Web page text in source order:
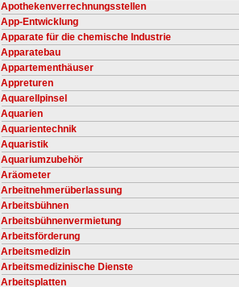
Apothekenverrechnungsstellen
App-Entwicklung
Apparate für die chemische Industrie
Apparatebau
Appartementhäuser
Appreturen
Aquarellpinsel
Aquarien
Aquarientechnik
Aquaristik
Aquariumzubehör
Aräometer
Arbeitnehmerüberlassung
Arbeitsbühnen
Arbeitsbühnenvermietung
Arbeitsförderung
Arbeitsmedizin
Arbeitsmedizinische Dienste
Arbeitsplatten